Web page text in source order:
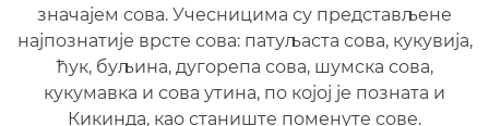
значајем сова. Учесницима су представљене
најпознатије врсте сова: патуљаста сова, кукувија,
ћук, буљина, дугорепа сова, шумска сова,
кукумавка и сова утина, по којој је позната и
Кикинда, као станиште поменуте сове.